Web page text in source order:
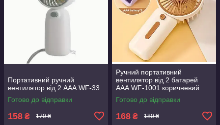
Портативний ручний
вентилятор від 2 ААА WF-33
Готово до відправки
158 ₴ 170 ₴
Ручний портативний
вентилятор від 2 батарей
ААА WF-1001 коричневий
Готово до відправки
168 ₴ 180 ₴